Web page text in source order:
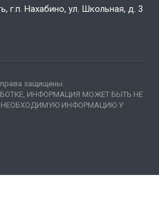
г.п. Нахабино, ул. Школьная, д. 3
защищены.
ИНФОРМАЦИЯ МОЖЕТ БЫТЬ НЕ
НЕОБХОДИМУЮ ИНФОРМАЦИЮ У